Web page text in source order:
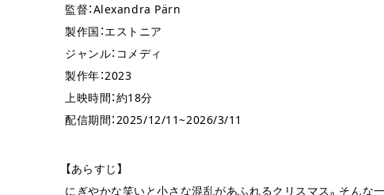
監督：Alexandra Pärn
製作国：エストニア
ジャンル：コメディ
製作年：2023
上映時間：約18分
配信期間：2025/12/11~2026/3/11
【あらすじ】
にぎやかな笑いと小さな混乱があふれるクリスマス。そんな